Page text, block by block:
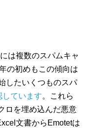
は複数のスパムキャ
の初めもこの傾向は
したいくつものスパ
しています。これら
ロを埋め込んだ悪意
文書からEmotetは